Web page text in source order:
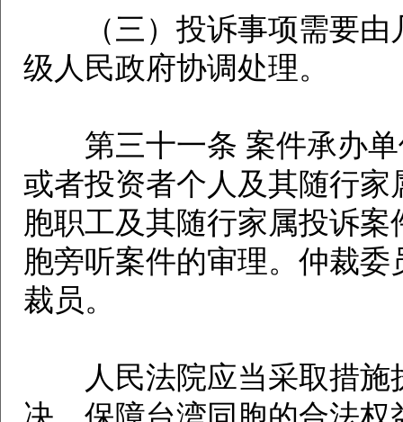
（三）投诉事项需要由
级人民政府协调处理。
第三十一条 案件承办单
或者投资者个人及其随行
胞职工及其随行家属投诉
胞旁听案件的审理。仲裁
裁员。
人民法院应当采取措施